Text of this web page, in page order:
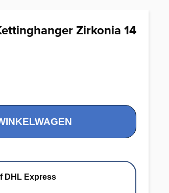
Zirkonia 14
DHL Express